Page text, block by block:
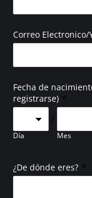
Correo
Fecha de
registrarse) *
Día
/
Mes
¿De dónde eres? *